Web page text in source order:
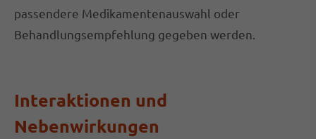
dis parturient montes, nascetur ridiculus mus.
Donec quam felis, ultricies nec.
passendere Medikamentenauswahl oder
Behandlungsempfehlung gegeben werden.
Interaktionen und
Nebenwirkungen